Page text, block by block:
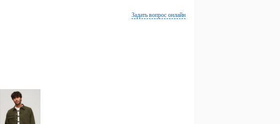
Задать вопрос онлайн